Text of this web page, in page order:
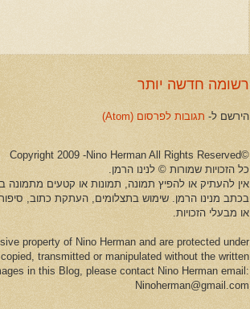
רשומה חדשה יותר
הירשם ל- תגובות לפרסום (Atom)
©Copyright 2009 -Nino Herman All Rights Reserved
כל הזכויות שמורות © לנינו הרמן.
אין להעתיק או להפיץ תמונה, תמונות או קטעים מתמונה
בכתב מנינו הרמן. שימוש בתצלומים, העתקת כתוב,
או מבעלי הזכויות.
property of Nino Herman and are protected under
transmitted or manipulated without the written
in this Blog, please contact Nino Herman email:
Ninoherman@gmail.com